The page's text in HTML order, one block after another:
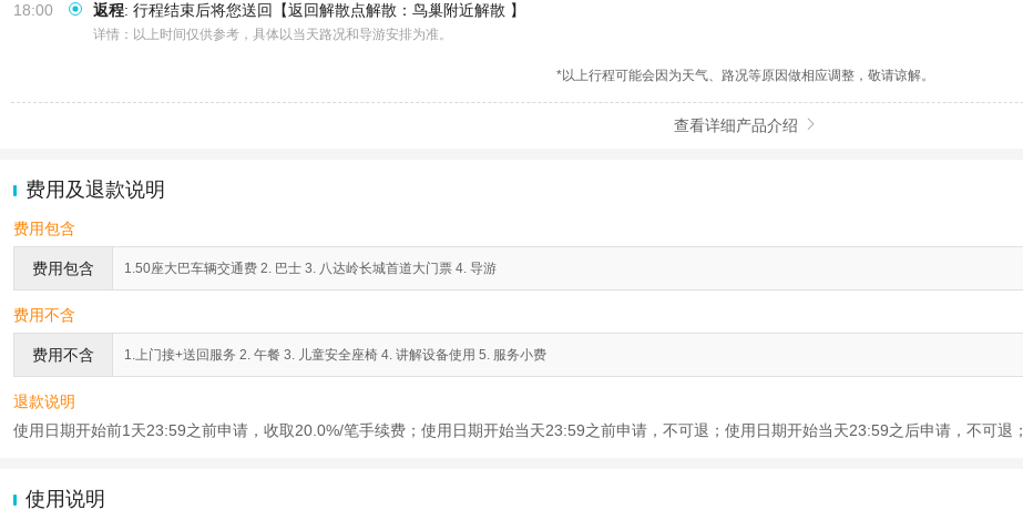
18:00 返程: 行程结束后将您送回【返回解散点解散：鸟巢附近解散 】
详情：以上时间仅供参考，具体以当天路况和导游安排为准。
*以上行程可能会因为天气、路况等原因做相应调整，敬请谅解。
查看详细产品介绍 
费用及退款说明
费用包含
费用包含 1.50座大巴车辆交通费 2. 巴士 3. 八达岭长城首道大门票 4. 导游
费用不含
费用不含 1.上门接+送回服务 2. 午餐 3. 儿童安全座椅 4. 讲解设备使用 5. 服务小费
退款说明
使用日期开始前1天23:59之前申请，收取20.0%/笔手续费；使用日期开始当天23:59之前申请，不可退；使用日期开始当天23:59之后申请，不可退；
使用说明